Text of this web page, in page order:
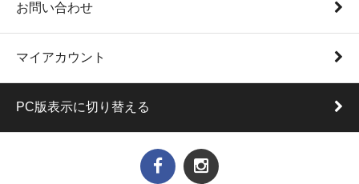
お問い合わせ
マイアカウント
PC版表示に切り替える